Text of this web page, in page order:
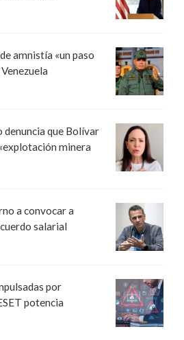
amnistía «un paso
denuncia que Bolívar
minera
a convocar a
salarial
por
potencia